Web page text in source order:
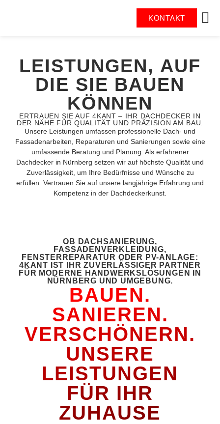
KONTAKT
LEISTUNGEN, AUF
DIE SIE BAUEN
KÖNNEN
ERTRAUEN SIE AUF 4KANT – IHR DACHDECKER IN
DER NÄHE FÜR QUALITÄT UND PRÄZISION AM BAU.
Unsere Leistungen umfassen professionelle Dach- und
Fassadenarbeiten, Reparaturen und Sanierungen sowie eine
umfassende Beratung und Planung. Als erfahrener
Dachdecker in Nürnberg setzen wir auf höchste Qualität und
Zuverlässigkeit, um Ihre Bedürfnisse und Wünsche zu
erfüllen. Vertrauen Sie auf unsere langjährige Erfahrung und
Kompetenz in der Dachdeckerkunst.
OB DACHSANIERUNG,
FASSADENVERKLEIDUNG,
FENSTERREPARATUR ODER PV-ANLAGE:
4KANT IST IHR ZUVERLÄSSIGER PARTNER
FÜR MODERNE HANDWERKSLÖSUNGEN IN
NÜRNBERG UND UMGEBUNG.
BAUEN.
SANIEREN.
VERSCHÖNERN.
UNSERE
LEISTUNGEN
FÜR IHR
ZUHAUSE